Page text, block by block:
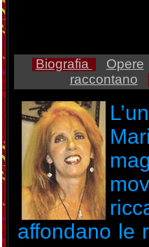
Biografia Opere
raccontano
affondano le